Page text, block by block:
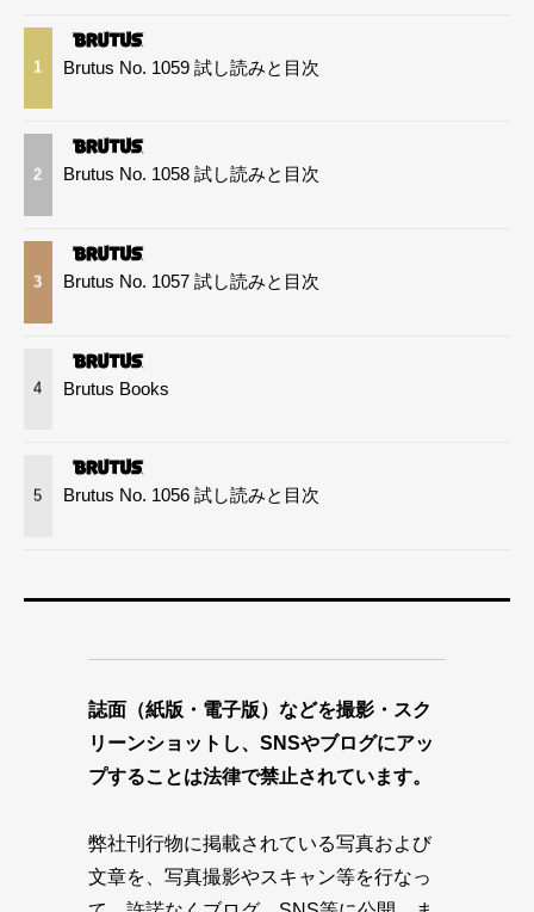
1 Brutus No. 1059 試し読みと目次
2 Brutus No. 1058 試し読みと目次
3 Brutus No. 1057 試し読みと目次
4 Brutus Books
5 Brutus No. 1056 試し読みと目次
誌面（紙版・電子版）などを撮影・スク
リーンショットし、SNSやブログにアッ
プすることは法律で禁止されています。
弊社刊行物に掲載されている写真および
文章を、写真撮影やスキャン等を行なっ